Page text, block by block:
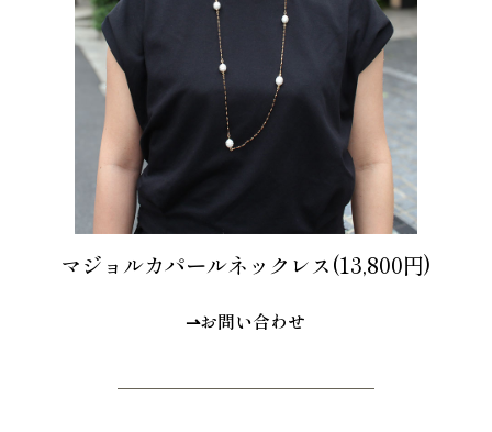
マジョルカパールネックレス(13,800円)
⇀お問い合わせ